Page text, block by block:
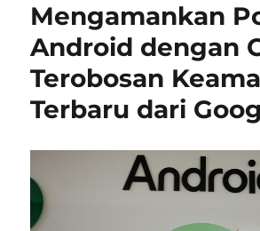
Mengamankan
Android dengan
Terobosan
Terbaru dari